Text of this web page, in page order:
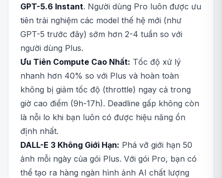
GPT-5.6 Instant. Người dùng Pro luôn được ưu
tiên trải nghiệm các model thế hệ mới (như
GPT-5 trước đây) sớm hơn 2-4 tuần so với
người dùng Plus.
Ưu Tiên Compute Cao Nhất: Tốc độ xử lý
nhanh hơn 40% so với Plus và hoàn toàn
không bị giảm tốc độ (throttle) ngay cả trong
giờ cao điểm (9h-17h). Deadline gấp không còn
là nỗi lo khi bạn luôn có được hiệu năng ổn
định nhất.
DALL-E 3 Không Giới Hạn: Phá vỡ giới hạn 50
ảnh mỗi ngày của gói Plus. Với gói Pro, bạn có
thể tạo ra hàng ngàn hình ảnh AI chất lượng